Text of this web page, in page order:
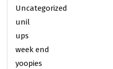
Uncategorized
unil
ups
week end
yoopies